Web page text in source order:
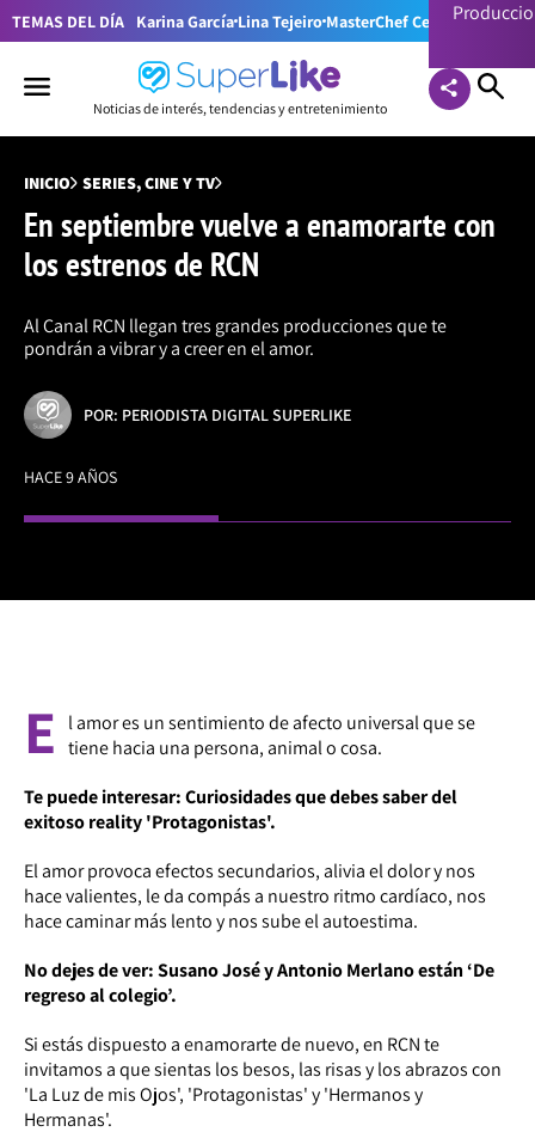
TEMAS DEL DÍA Karina García Lina Tejeiro MasterChef Celebrity
Noticias de interés, tendencias y entretenimiento
INICIO SERIES, CINE Y TV
En septiembre vuelve a enamorarte con
los estrenos de RCN
Al Canal RCN llegan tres grandes producciones que te
pondrán a vibrar y a creer en el amor.
POR: PERIODISTA DIGITAL SUPERLIKE
HACE 9 AÑOS
E
l amor es un sentimiento de afecto universal que se
tiene hacia una persona, animal o cosa.
Te puede interesar: Curiosidades que debes saber del
exitoso reality 'Protagonistas'.
El amor provoca efectos secundarios, alivia el dolor y nos
hace valientes, le da compás a nuestro ritmo cardíaco, nos
hace caminar más lento y nos sube el autoestima.
No dejes de ver: Susano José y Antonio Merlano están ‘De
regreso al colegio’.
Si estás dispuesto a enamorarte de nuevo, en RCN te
invitamos a que sientas los besos, las risas y los abrazos con
'La Luz de mis Ojos', 'Protagonistas' y 'Hermanos y
Hermanas'.